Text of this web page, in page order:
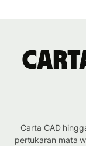
Carta CAD
pertukaran mata